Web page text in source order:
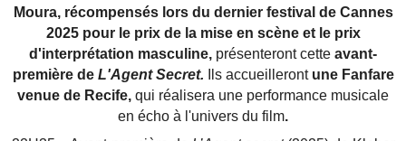
Moura, récompensés lors du dernier festival de Cannes
2025 pour le prix de la mise en scène et le prix
d'interprétation masculine, présenteront cette avant-
première de L'Agent Secret. Ils accueillerontune Fanfare
venue de Recife, qui réalisera une performance musicale
en écho à l'univers du film.